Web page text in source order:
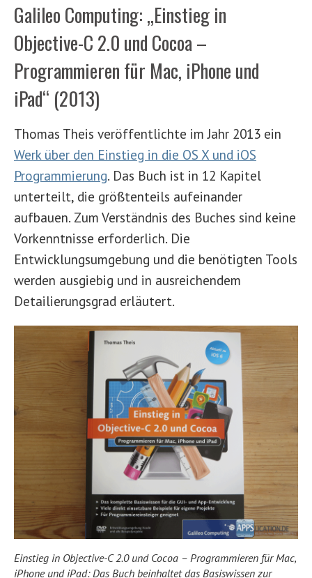
Galileo Computing: „Einstieg in
Objective-C 2.0 und Cocoa –
Programmieren für Mac, iPhone und
iPad“ (2013)
Thomas Theis veröffentlichte im Jahr 2013 ein
Werk über den Einstieg in die OS X und iOS
Programmierung. Das Buch ist in 12 Kapitel
unterteilt, die größtenteils aufeinander
aufbauen. Zum Verständnis des Buches sind keine
Vorkenntnisse erforderlich. Die
Entwicklungsumgebung und die benötigten Tools
werden ausgiebig und in ausreichendem
Detailierungsgrad erläutert.
Einstieg in Objective-C 2.0 und Cocoa – Programmieren für Mac,
iPhone und iPad: Das Buch beinhaltet das Basiswissen zur